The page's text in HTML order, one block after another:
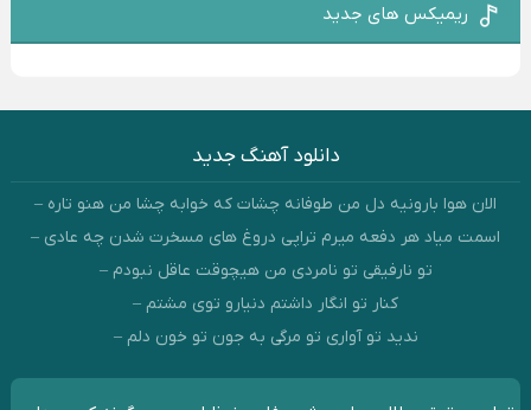
ریمیکس های جدید
دانلود آهنگ جدید
الان هوا بارونیه دل من طوفانه چشات که خوابه چشا من هنو تاره –
اسمت میاد هر دفعه میرم تراپی دروغ‌ های مسخرت شدن چه عادی –
تو نارفیقی تو نامردی من هیچوقت عاقل نبودم –
کنار تو انگار داشتم دنیارو توی مشتم –
ندید تو آواری تو مرگی به جون تو خون دلم –